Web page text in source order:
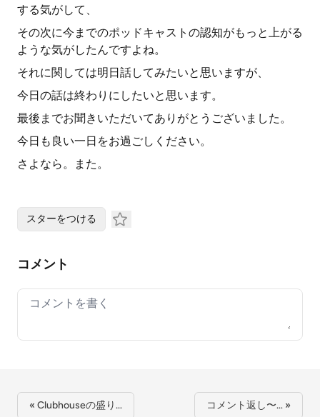
する気がして、
その次に今までのポッドキャストの認知がもっと上がる
ような気がしたんですよね。
それに関しては明日話してみたいと思いますが、
今日の話は終わりにしたいと思います。
最後までお聞きいただいてありがとうございました。
今日も良い一日をお過ごしください。
さよなら。また。
スターをつける
コメント
Your comment
« Clubhouseの盛り… コメント返し〜… »